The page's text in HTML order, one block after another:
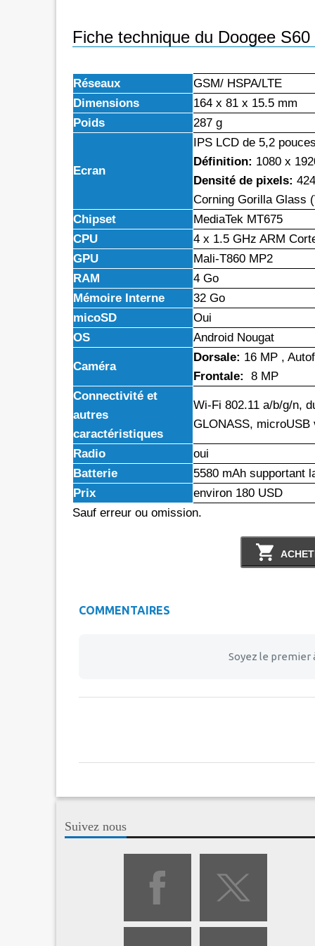
Fiche technique du Doogee S60
Réseaux
GSM/ HSPA/LTE
Dimensions
164 x 81 x 15.5 mm
Poids
287 g
Ecran
IPS LCD de 5,2
Définition: 1080 x
Densité de pixels:
Corning Gorilla Glass
Chipset
MediaTek MT675
CPU
4 x 1.5 GHz ARM
GPU
Mali-T860 MP2
RAM
4 Go
Mémoire Interne
32 Go
micoSD
Oui
OS
Android Nougat
Caméra
Dorsale: 16 MP ,
Frontale: 8 MP
Connectivité et
autres
caractéristiques
Wi-Fi 802.11 a/b/g/n,
GLONASS,
Radio
oui
Batterie
5580 mAh supportant
Prix
environ 180 USD
Sauf erreur ou omission.
COMMENTAIRES
Soyez le premier
Suivez nous